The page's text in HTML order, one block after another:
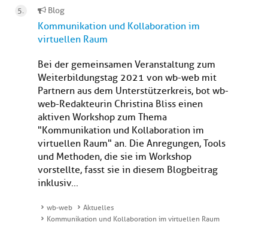
Blog
Kommunikation und Kollaboration im
virtuellen Raum
Bei der gemeinsamen Veranstaltung zum
Weiterbildungstag 2021 von wb-web mit
Partnern aus dem Unterstützerkreis, bot wb-
web-Redakteurin Christina Bliss einen
aktiven Workshop zum Thema
"Kommunikation und Kollaboration im
virtuellen Raum" an. Die Anregungen, Tools
und Methoden, die sie im Workshop
vorstellte, fasst sie in diesem Blogbeitrag
inklusiv...
wb-web
Aktuelles
Kommunikation und Kollaboration im virtuellen Raum